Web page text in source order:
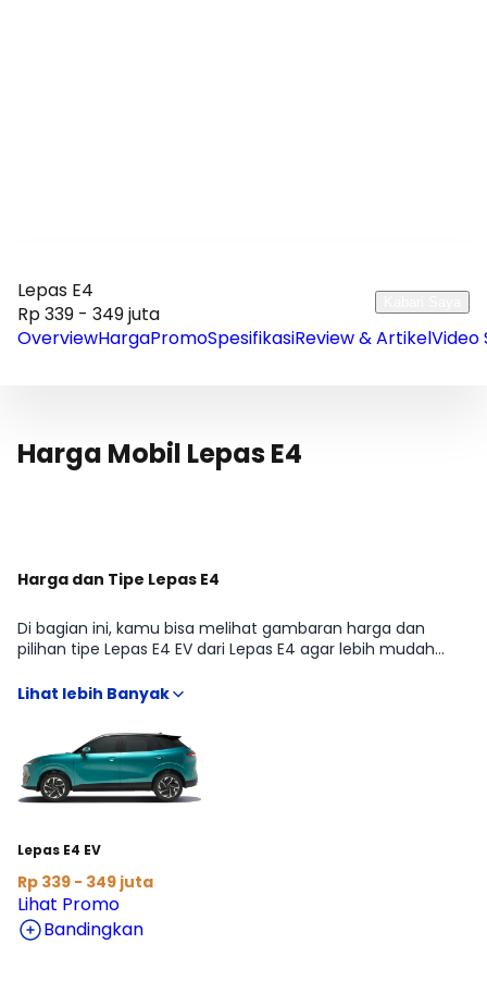
Lepas E4
Rp 339 - 349 juta
OverviewHargaPromoSpesifikasiReview & ArtikelVideo
Harga Mobil Lepas E4
Harga dan Tipe Lepas E4
Di bagian ini, kamu bisa melihat gambaran harga dan
pilihan tipe Lepas E4 EV dari Lepas E4 agar lebih mudah
kebutuhan SUV. Kami rangkum informasi penting yang
biasanya dicari sebelum beli, mulai dari estimasi harga
terbaru hingga arahan ke detail kredit dan cicilan, supaya
kamu bisa menentukan varian yang paling pas tanpa
harus buka banyak sumber.
Lepas E4 EV
Rp 339 - 349 juta
Lihat Promo
Bandingkan